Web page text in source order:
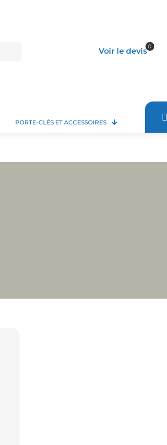
Voir le devis0
PORTE-CLÉS ET ACCESSOIRES